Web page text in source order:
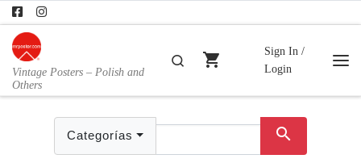
Skip to content
Vintage Posters – Polish and
Others
Buscar
shopping_cart
Sign In /
Login
Categorías search